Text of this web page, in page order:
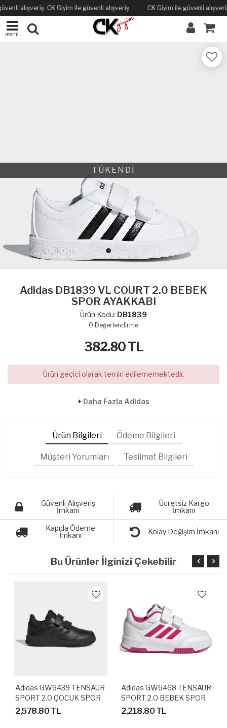
alışveriş. CK Giyim ile güvenli alışveriş. CK Giyim ile güvenli
menü
TÜKENDİ
Adidas DB1839 VL COURT 2.0 BEBEK
SPOR AYAKKABI
Ürün Kodu: DB1839
0 Değerlendirme
382.80TL
Ürün geçici olarak temin edilememektedir.
+ Daha Fazla Adidas
Ürün Bilgileri Ödeme Bilgileri
Müşteri Yorumları Teslimat Bilgileri
Güvenli Alışveriş
İmkanı
Ücretsiz Kargo
İmkanı
Kapıda Ödeme
İmkanı
Kolay Değişim İmkanı
Bu Ürünler İlginizi Çekebilir
Adidas GW6439 TENSAUR
SPORT 2.0 ÇOCUK SPOR
AYAKKABI
2,578.80 TL
Adidas GW6468 TENSAUR
SPORT 2.0 BEBEK SPOR
AYAKKABI
2,218.80 TL